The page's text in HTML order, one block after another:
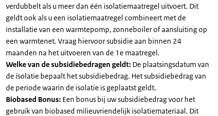
verdubbelt als u meer dan één isolatiemaatregel uitvoert. Dit
geldt ook als u een isolatiemaatregel combineert met de
installatie van een warmtepomp, zonneboiler of aansluiting op
een warmtenet. Vraag hiervoor subsidie aan binnen 24
maanden na het uitvoeren van de 1e maatregel.
Welke van de subsidiebedragen geldt: De plaatsingsdatum van
de isolatie bepaalt het subsidiebedrag. Het subsidiebedrag van
de periode waarin de isolatie is geplaatst geldt.
Biobased Bonus: Een bonus bij uw subsidiebedrag voor het
gebruik van biobased milieuvriendelijk isolatiemateriaal. Dit